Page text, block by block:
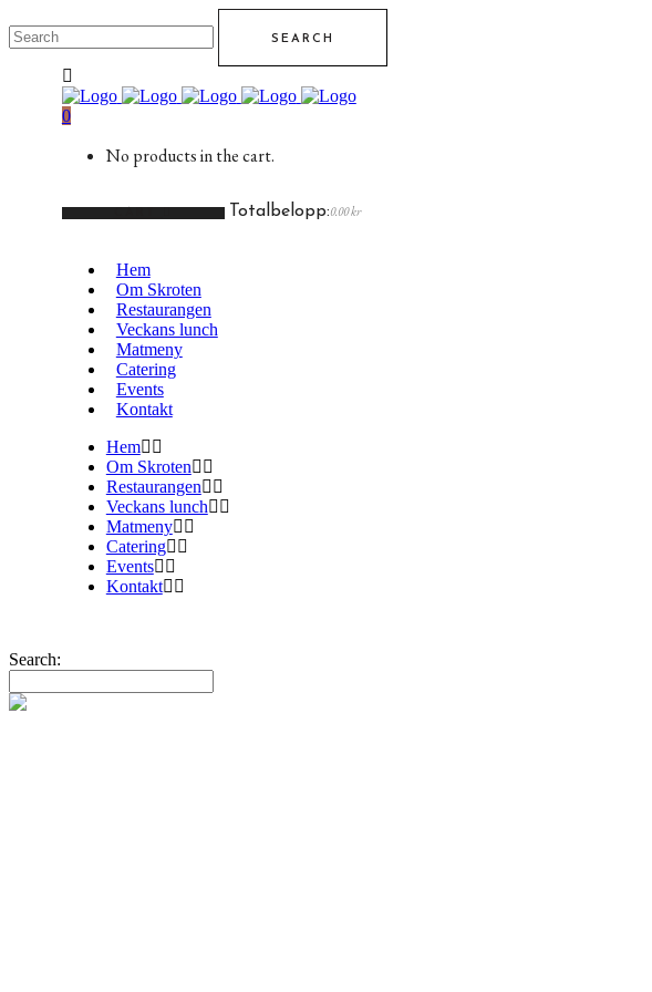
0
No products in the cart.
Totalbelopp:0.00kr
Hem
Om Skroten
Restaurangen
Veckans lunch
Matmeny
Catering
Events
Kontakt
Hem
Om Skroten
Restaurangen
Veckans lunch
Matmeny
Catering
Events
Kontakt
Search: